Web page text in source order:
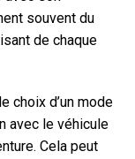
souvent du
de chaque
choix d’un mode
avec le véhicule
Cela peut